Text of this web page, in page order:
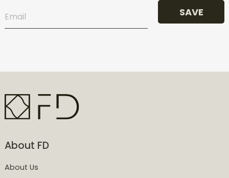
SAVE
About FD
About Us